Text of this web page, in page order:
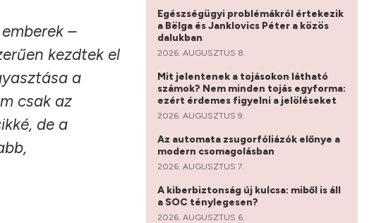
–
kezdtek el
a
csak az
de a
Egészségügyi problémákról értekezik
a Bëlga és Janklovics Péter a közös
dalukban
2026. AUGUSZTUS 8.
Mit jelentenek a tojásokon látható
számok? Nem minden tojás egyforma:
ezért érdemes figyelni a jelöléseket
2026. AUGUSZTUS 9.
Az automata zsugorfóliázók előnye a
modern csomagolásban
2026. AUGUSZTUS 7.
A kiberbiztonság új kulcsa: miből is áll
a SOC ténylegesen?
2026. AUGUSZTUS 6.